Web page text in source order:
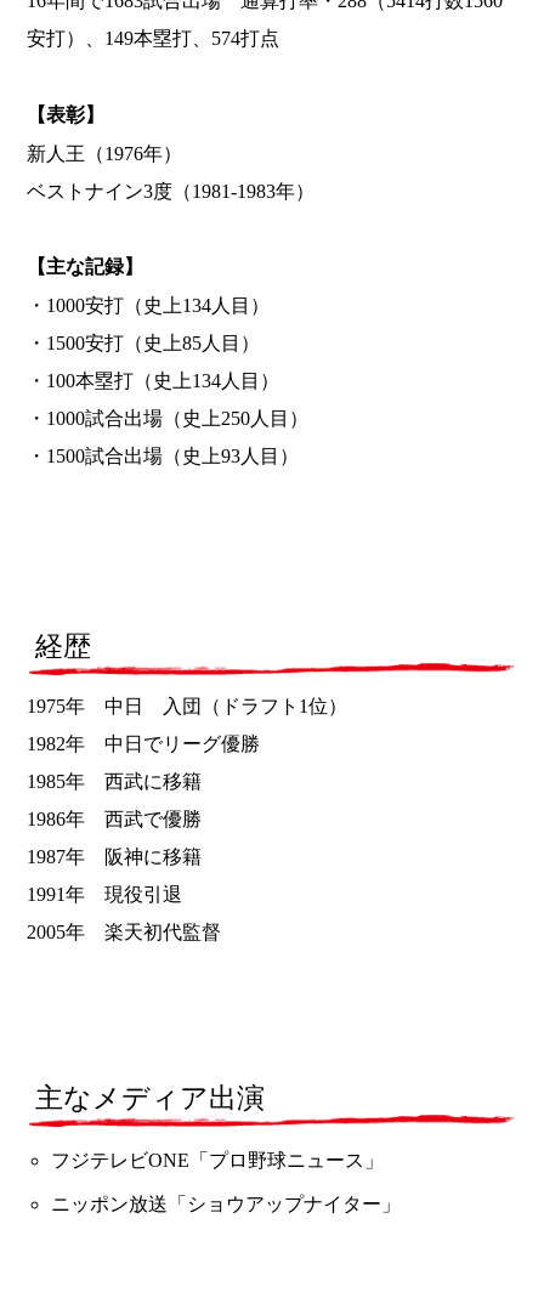
安打）、149本塁打、574打点
【表彰】
新人王（1976年）
ベストナイン3度（1981-1983年）
【主な記録】
・1000安打（史上134人目）
・1500安打（史上85人目）
・100本塁打（史上134人目）
・1000試合出場（史上250人目）
・1500試合出場（史上93人目）
経歴
1975年 中日 入団（ドラフト1位）
1982年 中日でリーグ優勝
1985年 西武に移籍
1986年 西武で優勝
1987年 阪神に移籍
1991年 現役引退
2005年 楽天初代監督
主なメディア出演
フジテレビONE「プロ野球ニュース」
ニッポン放送「ショウアップナイター」